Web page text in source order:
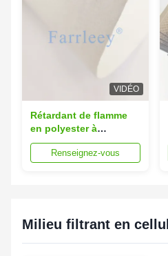
VIDÉO
Rétardant de flamme
en polyester à
soupape pour la
collecte de poussière
Renseignez-vous
Milieu filtrant en